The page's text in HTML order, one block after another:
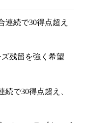
連続で30得点超え
残留を強く希望
続で30得点超え、